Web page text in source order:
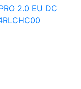
2.0 EU DC